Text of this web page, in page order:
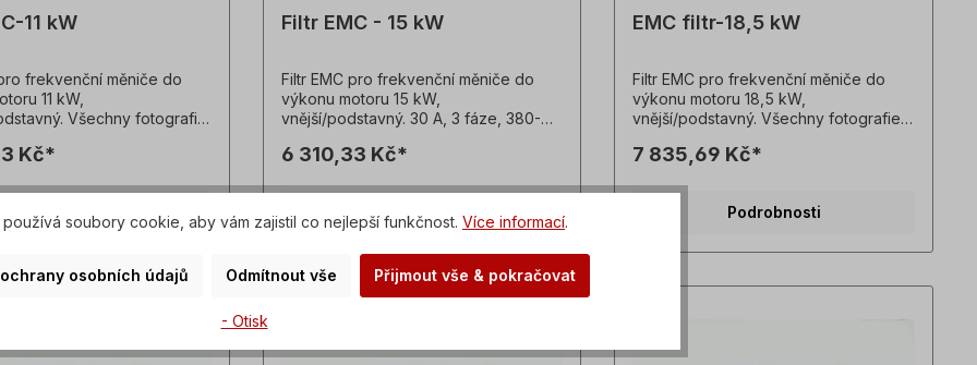
11 kW
frekvenční měniče do
11 kW,
Všechny fotografie
změny vyhrazeny.
Kč*
Podrobnosti
Filtr EMC - 15 kW
Filtr EMC pro frekvenční měniče do
výkonu motoru 15 kW,
vnější/podstavný. 30 A, 3 fáze, 380-
335 x 60 x V150 mm, včetně montáže
jsou nezávazné příklady! Technické
změny vyhrazeny.
6 310,33 Kč*
Podrobnosti
EMC filtr-18,5 kW
Filtr EMC pro frekvenční měniče do
výkonu motoru 18,5 kW,
vnější/podstavný. Všechny fotografie
Technické změny vyhrazeny.
7 835,69 Kč*
Podrobnosti
soubory cookie, aby vám zajistil co nejlepší funkčnost. Více informací.
osobních údajů Odmítnout vše Přijmout vše & pokračovat
- Otisk